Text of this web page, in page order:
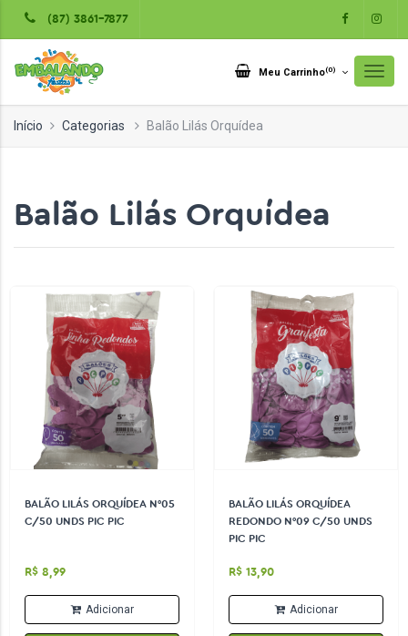
(87) 3861-7877
Meu Carrinho(0)
Início Categorias Balão Lilás Orquídea
Balão Lilás Orquídea
BALÃO LILÁS ORQUÍDEA N°05
C/50 UNDS PIC PIC
R$ 8,99
Adicionar
BALÃO LILÁS ORQUÍDEA
REDONDO N°09 C/50 UNDS
PIC PIC
R$ 13,90
Adicionar